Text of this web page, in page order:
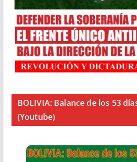
BOLIVIA: Balance de los 53
(Youtube)